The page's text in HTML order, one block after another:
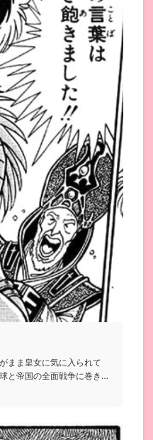
まま皇女に気に入られて
と帝国の全面戦争に巻き